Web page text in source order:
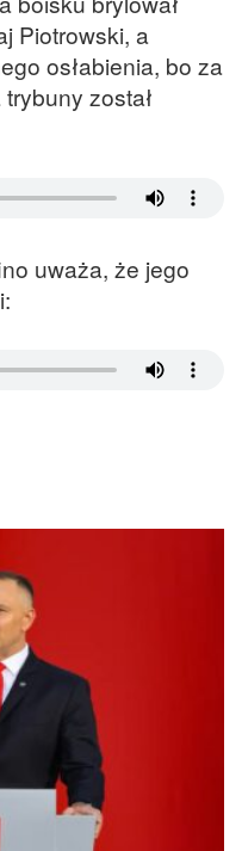
Piotrowski, a
osłabienia, bo za
został
uważa, że jego